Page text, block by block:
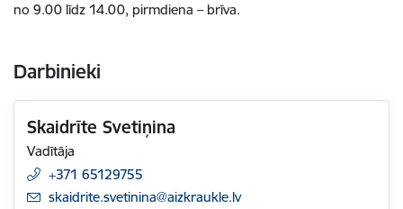
no 9.00 līdz 14.00, pirmdiena – brīva.
Darbinieki
Skaidrīte Svetiņina
Vadītāja
+371 65129755
E-pasts:
skaidrite.svetinina@aizkraukle.lv